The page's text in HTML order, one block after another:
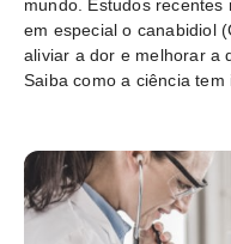
mundo. Estudos recentes
em especial o canabidiol
aliviar a dor e melhorar a
Saiba como a ciência tem